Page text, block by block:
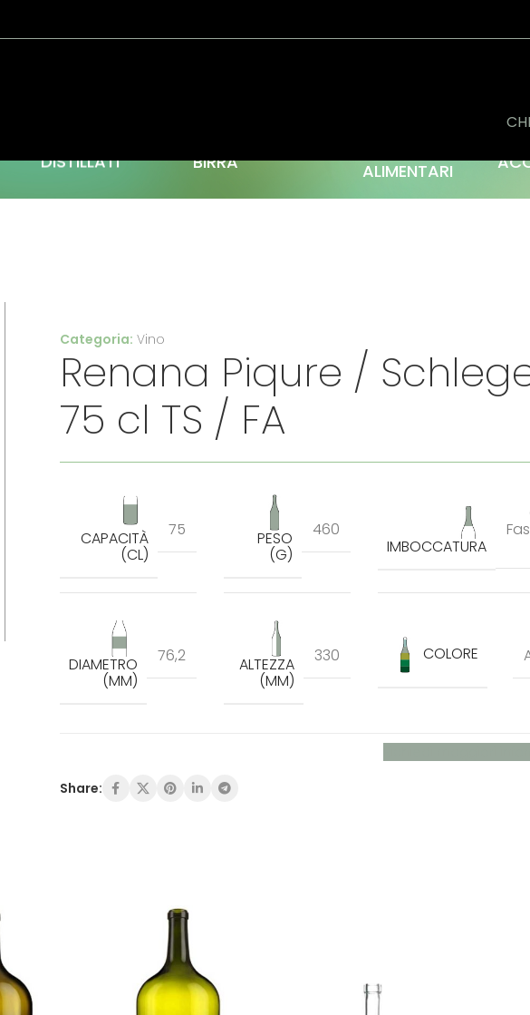
DISTILLATI BIRRA
ALIMENTARI
Categoria: Vino
Renana Piqure /
75 cl TS / FA
CAPACITÀ
(CL)
75 PESO
(G)
460
IMBOCCATURA
DIAMETRO
(MM)
76,2 ALTEZZA
(MM)
330 COLORE
Share: